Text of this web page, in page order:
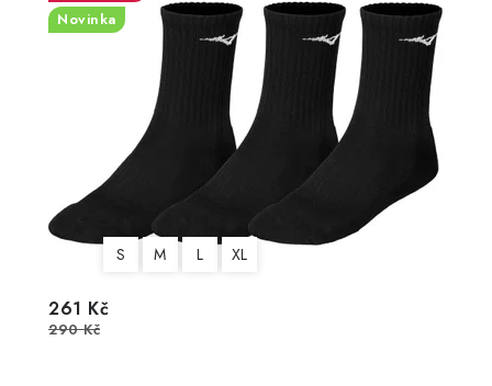
Novinka
S M L XL
261 Kč
290 Kč